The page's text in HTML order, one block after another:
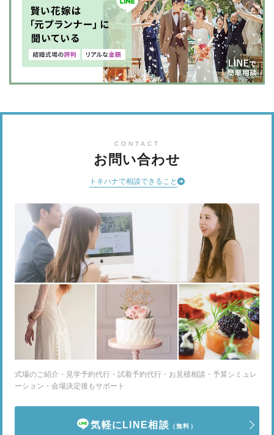
CONTACT
お問い合わせ
トキハナで相談できること
式場のご紹介・見学予約代行・試着予約代行・お見積相談・予算シミュレ
ーション・会場決定後もサポート
気軽にLINE相談 （無料）